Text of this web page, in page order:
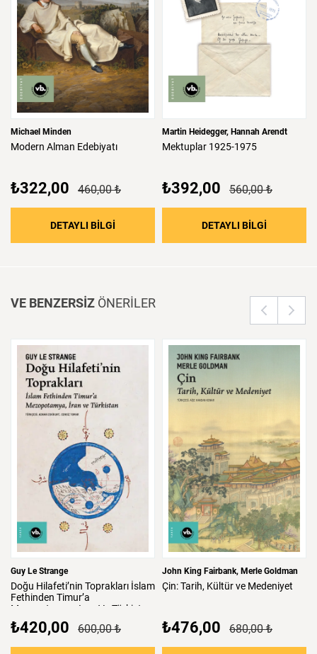
Michael Minden
Modern Alman Edebiyatı
₺322,00 460,00 ₺
DETAYLI BİLGİ : Modern Alman Edebiyatı
Martin Heidegger Hannah Arendt
Mektuplar 1925-1975
₺392,00 560,00 ₺
DETAYLI BİLGİ
VE BENZERSİZ ÖNERİLER
Guy Le Strange
Doğu Hilafeti’nin Toprakları İslam
Fethinden Timur’a
Mezopotamya,
Iran Ve Türkistan
₺420,00 600,00 ₺
John King Fairbank Merle Goldman
Çin:Tarih, Kültürve Medeniyet
₺476,00 680,00 ₺